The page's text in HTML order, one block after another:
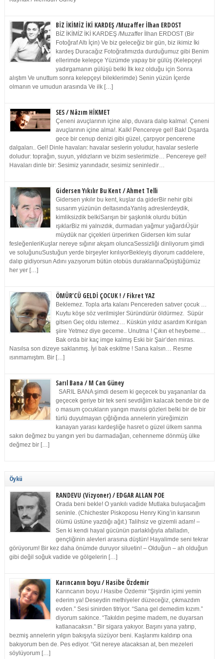
BİZ İKİMİZ İKİ KARDEŞ /Muzaffer İlhan ERDOST
BİZ İKİMİZ İKİ KARDEŞ /Muzaffer İlhan ERDOST (Bir
Fotoğraf Altı İçin) Ve biz geleceğiz bir gün, biz ikimiz İki
kardeş Duracağız Fotoğrafımızda durduğumuz gibi Benim
ellerimde kelepçe Yüzümde yapay bir gülüş (Kelepçeyi
yadırgamanın gülüşü belki İlk kez olduğu için Sonra
alıştım Ve unuttum sonra kelepçeyi bileklerimde) Senin yüzün İçerde
olmanın ve umudun arasında Ve ilk […]
SES / Nâzım HİKMET
Çeneni avuçlarının içine alıp, duvara dalıp kalma!. Çeneni
avuçlarının içine alma!. Kalk! Pencereye gel! Bak! Dışarda
gece bir cenup denizi gibi güzel, çarpıyor pencerene
dalgaları.. Gel! Dinle havaları: havalar seslerin yoludur, havalar seslerle
doludur: toprağın, suyun, yıldızların ve bizim seslerimizle… Pencereye gel!
Havaları dinle bir: Sesimiz yanındadır, sesimiz seninledir…
Gidersen Yıkılır Bu Kent / Ahmet Telli
Gidersen yıkılır bu kent, kuşlar da giderBir nehir gibi
susarım yüzünün deltasındaYanlış adreslerdeydik,
kimliksizdik belkiSarışın bir şaşkınlık olurdu bütün
ışıklarBiz mi yalnızdık, durmadan yağmur yağardıÜşür
müydük nar çiçekleri ürperirken Gidersen kim sular
fesleğenleriKuşlar nereye sığınır akşam oluncaSessizliği dinliyorum şimdi
ve soluğunuSustuğun yerde birşeyler kırılıyorBekleyiş diyorum caddelere,
dalıp gidiyorsun Adını yazıyorum bütün otobüs duraklarınaÖpüştüğümüz
her yer […]
ÖMÜR’CÜ GELDİ ÇOCUK ! / Fikret YAZ
Beklemez. Topla arta kalanı Pencereden satıver çocuk …
Kuytu köşe söz verilmişler Süründürür öldürmez. Süpür
gitsen Geç oldu istemez… Küskün yıldız asardım Kırılgan
şiire Yetmez diye geceme.. Unutma ! Çıkın et heybeme…
Bak orda bir kaç imge kalmış Eski bir Şair’den miras.
Nasılsa son dizeye saklanmış. İyi bak eskitme ! Sana kalsın… Resme
ısınmamıştım. Bir […]
Sarıl Bana / M Can Güney
SARIL BANA şimdi desem ki geçecek bu yaşananlar da
geçecek geriye bir tek seni sevdiğim kalacak bende bir de
o masum çocukların yangın mavisi gözleri belki bir de bir
türlü duyulmayan çığlığında annelerin yüreğimizin
kanayan yarası kardeşliğe hasret o güzel ülkem sanma
sakın değmez bu yangın yeri bu darmadağan, cehenneme dönmüş ülke
değmez bir […]
Öykü
RANDEVU (Vizyoner) / EDGAR ALLAN POE
Orada beni bekle! O yankılı vadide Mutlaka buluşacağım
seninle. (Chichester Piskoposu Henry King’in karısının
ölümü üstüne yazdığı ağıt.) Talihsiz ve gizemli adam! –
Sen ki kendi hayal gücünün parlaklığıyla afalladın,
gençliğinin alevleri arasına düştün! Hayalimde seni tekrar
görüyorum! Bir kez daha önümde duruyor siluetin! – Olduğun – ah olduğun
gibi değil soğuk vadide ve gölgelerin […]
Karıncanın boyu / Hasibe Özdemir
Karıncanın boyu / Hasibe Özdemir “Şişirdin içimi yemin
ederim ya! Deseydin methiyeler düzeceğiz, çıkmazdım
evden.” Sesi sinirden titriyor. “Sana gel demedim kızım.”
diyorum sakince. “Takıldın peşime madem, ne duyarsan
katlanacaksın.” Bir sigara yakıyor. Başını yana yatırıp,
bezmiş annelerin yılgın bakışıyla süzüyor beni. Kaşlarımı kaldırıp ona
bakıyorum ben de. Pes ediyor. “Git nereye atacaksan at, ben mezeleri
söylüyorum […]